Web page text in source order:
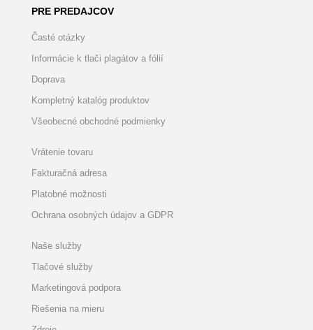
PRE PREDAJCOV
Časté otázky
Informácie k tlači plagátov a fólií
Doprava
Kompletný katalóg produktov
Všeobecné obchodné podmienky
Vrátenie tovaru
Fakturačná adresa
Platobné možnosti
Ochrana osobných údajov a GDPR
Naše služby
Tlačové služby
Marketingová podpora
Riešenia na mieru